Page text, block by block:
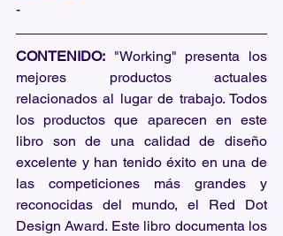
-
CONTENIDO: "Working" presenta los
mejores productos actuales
relacionados al lugar de trabajo. Todos
los productos que aparecen en este
libro son de una calidad de diseño
excelente y han tenido éxito en una de
las competiciones más grandes y
reconocidas del mundo, el Red Dot
Design Award. Este libro documenta los